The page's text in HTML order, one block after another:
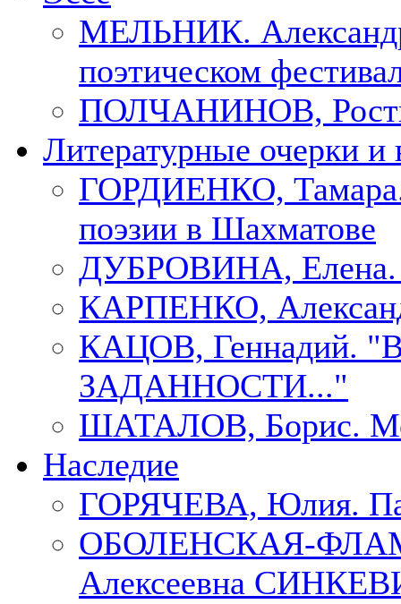
МЕЛЬНИК.
поэтическом
ПОЛЧАНИНОВ,
Литературные очерки и
ГОРДИЕНКО, Тамара.
поэзии в Шахматове
ДУБРОВИНА,
КАРПЕНКО,
КАЦОВ, Геннадий.
ЗАДАННОСТИ..."
ШАТАЛОВ, Борис.
Наследие
ГОРЯЧЕВА, Юлия.
ОБОЛЕНСКАЯ-ФЛАМ,
Алексеевна